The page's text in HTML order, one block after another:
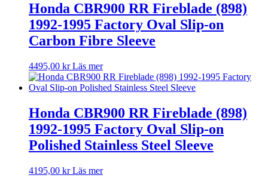
Honda CBR900 RR Fireblade (898)
1992-1995 Factory Oval Slip-on
Carbon Fibre Sleeve
4495,00 kr Läs mer
Honda CBR900 RR Fireblade (898)
1992-1995 Factory Oval Slip-on
Polished Stainless Steel Sleeve
4195,00 kr Läs mer